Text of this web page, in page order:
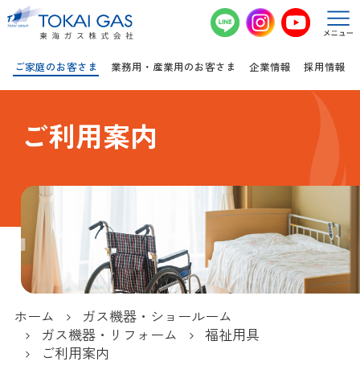
ご家庭のお客さま 業務用・産業用のお客さま 企業情報 採用情報
ご利用案内
ホーム
ガス機器・ショールーム
ガス機器・リフォーム
福祉用具
ご利用案内